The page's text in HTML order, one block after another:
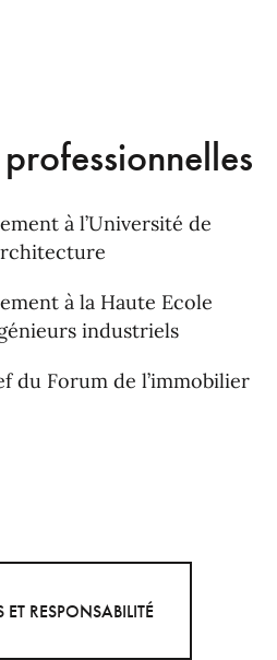
à l’Université de
à la Haute Ecole
industriels
du Forum de l’immobilier
RESPONSABILITÉ